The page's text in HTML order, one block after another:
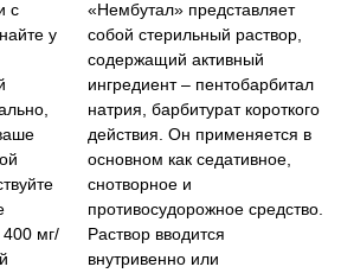
с
у
400 мг/
«Нембутал» представляет
собой стерильный раствор,
содержащий активный
ингредиент – пентобарбитал
натрия, барбитурат короткого
действия. Он применяется в
основном как седативное,
снотворное и
противосудорожное средство.
Раствор вводится
внутривенно или